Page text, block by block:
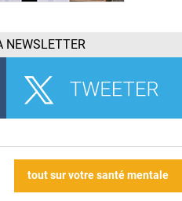
NEWSLETTER
tout sur votre santé mentale